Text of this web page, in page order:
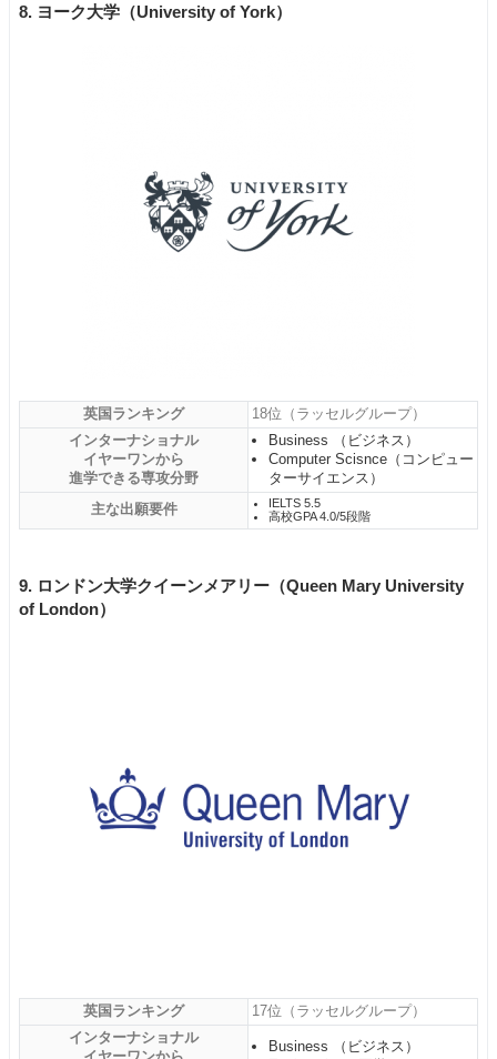
8. ヨーク大学（University of York）
英国ランキング
18位（ラッセルグループ）
インターナショナル
イヤーワンから
進学できる専攻分野
Business （ビジネス）
Computer Scisnce（コンピュー
ターサイエンス）
主な出願要件
IELTS 5.5
高校GPA 4.0/5段階
9. ロンドン大学クイーンメアリー（Queen Mary University
of London）
英国ランキング
17位（ラッセルグループ）
インターナショナル
Business （ビジネス）